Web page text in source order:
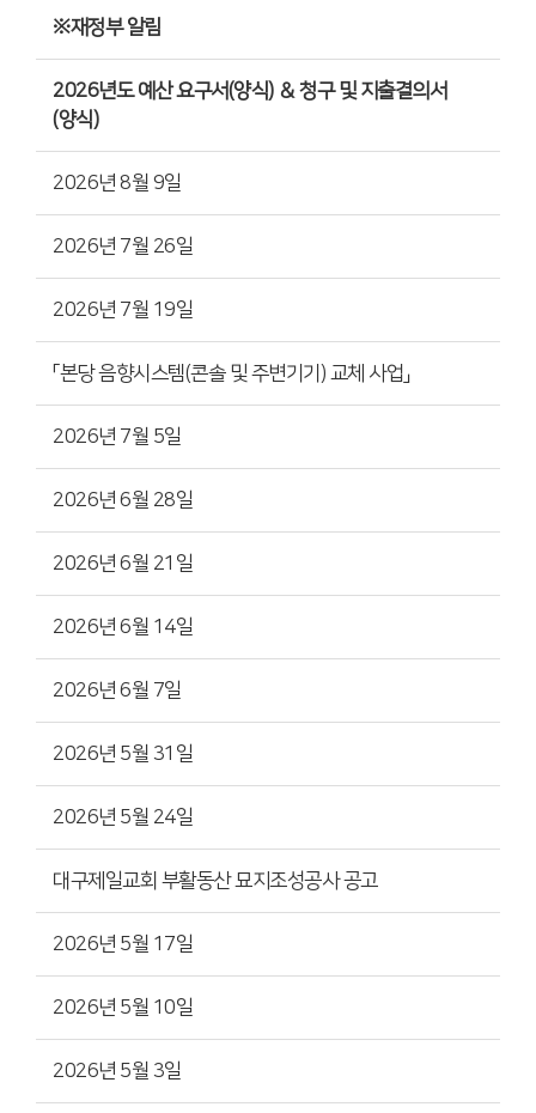
※재정부 알림
2026년도 예산 요구서(양식) ＆ 청구 및 지출결의서
(양식)
2026년 8월 9일
2026년 7월 26일
2026년 7월 19일
「본당 음향시스템(콘솔 및 주변기기) 교체 사업」
2026년 7월 5일
2026년 6월 28일
2026년 6월 21일
2026년 6월 14일
2026년 6월 7일
2026년 5월 31일
2026년 5월 24일
대구제일교회 부활동산 묘지조성공사 공고
2026년 5월 17일
2026년 5월 10일
2026년 5월 3일